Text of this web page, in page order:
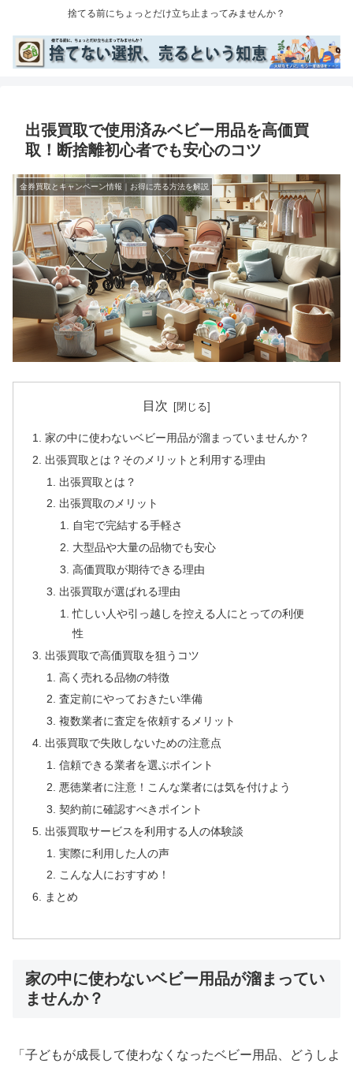
捨てる前にちょっとだけ立ち止まってみませんか？
出張買取で使用済みベビー用品を高価買
取！断捨離初心者でも安心のコツ
金券買取とキャンペーン情報｜お得に売る方法を解説
目次
家の中に使わないベビー用品が溜まっていませんか？
出張買取とは？そのメリットと利用する理由
出張買取とは？
出張買取のメリット
自宅で完結する手軽さ
大型品や大量の品物でも安心
高価買取が期待できる理由
出張買取が選ばれる理由
忙しい人や引っ越しを控える人にとっての利便
性
出張買取で高価買取を狙うコツ
高く売れる品物の特徴
査定前にやっておきたい準備
複数業者に査定を依頼するメリット
出張買取で失敗しないための注意点
信頼できる業者を選ぶポイント
悪徳業者に注意！こんな業者には気を付けよう
契約前に確認すべきポイント
出張買取サービスを利用する人の体験談
実際に利用した人の声
こんな人におすすめ！
まとめ
家の中に使わないベビー用品が溜まってい
ませんか？
「子どもが成長して使わなくなったベビー用品、どうしよ